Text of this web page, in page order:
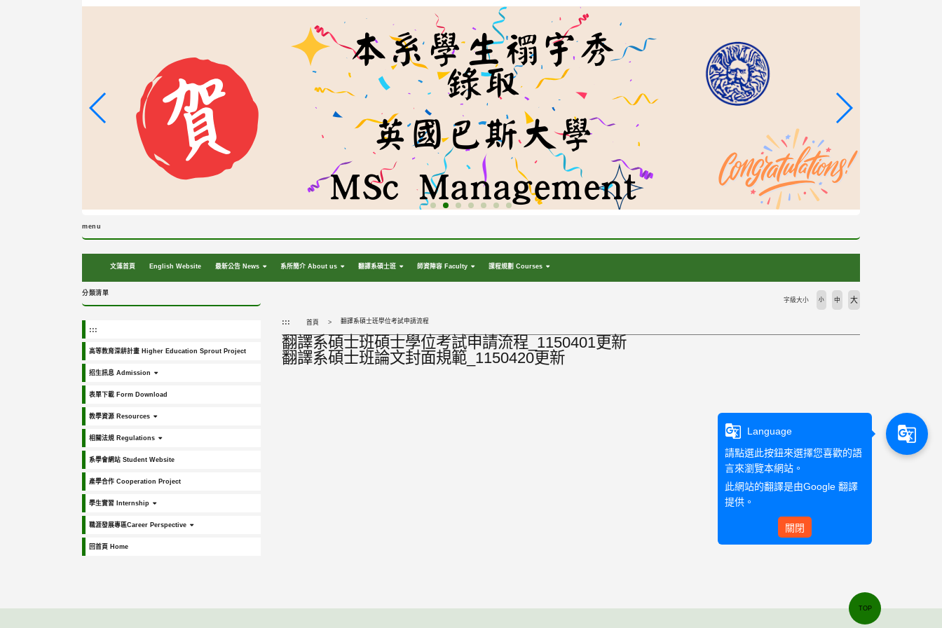
menu
文藻首頁 English Website 最新公告 News 系所簡介 About us 翻譯系碩士班 師資陣容 Faculty 課程規劃 Courses
分類清單
:::
高等教育深耕計畫 Higher Education Sprout Project
招生訊息 Admission
表單下載 Form Download
教學資源 Resources
相關法規 Regulations
系學會網站 Student Website
產學合作 Cooperation Project
學生實習 Internship
職涯發展專區Career Perspective
回首頁 Home
::: 首頁 翻譯系碩士班學位考試申請流程
字級大小 小 中 大
翻譯系碩士班碩士學位考試申請流程_1150401更新
翻譯系碩士班論文封面規範_1150420更新
TOP
g_translate
Language
請點選此按鈕來選擇您喜歡的語
言來瀏覽本網站。
此網站的翻譯是由Google 翻譯
提供。
關閉
g_translate